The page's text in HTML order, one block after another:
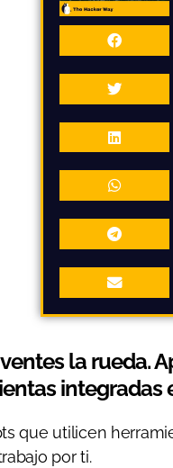
la rueda.
integradas
que utilicen
por ti.